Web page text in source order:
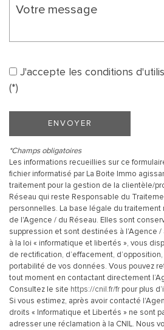
J'accepte les conditions
(*)
ENVOYER
*Champs obligatoires
Les informations recueillies sur ce
fichier informatisé par La Boite Immo
traitement pour la gestion de la clientèle/
Réseau qui reste Responsable du
personnelles. La base légale du
de l'Agence / du Réseau. Elles sont
suppression et sont destinées à l'Agence /
à la loi « informatique et libertés », vous
de rectification, d’effacement,
portabilité de vos données. Vous pouvez
tout moment en contactant directement
Consultez le site https://cnil.fr/fr pour plus
Si vous estimez, après avoir contacté
droits « Informatique et Libertés » ne sont
adresser une réclamation à la CNIL. Nous